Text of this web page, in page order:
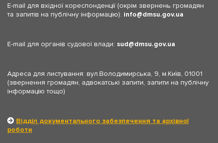
E-mail для вхідної кореспонденції (окрім звернень громадян
та запитів на публічну інформацію): info dmsu.gov.ua
E-mail для органів судової влади: sud dmsu.gov.ua
Адреса для листування: вул.Володимирська, 9, м.Київ, 01001
(звернення громадян, адвокатські запити, запити на публічну
інформацію тощо)
Відділ документального забезпечення та архівної
роботи